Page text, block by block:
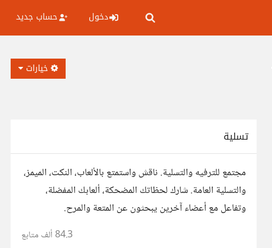
دخول حساب جديد
خيارات
تسلية
مجتمع للترفيه والتسلية. ناقش واستمتع بالألعاب، النكت، الميمز،
والتسلية العامة. شارك لحظاتك المضحكة، ألعابك المفضلة،
وتفاعل مع أعضاء آخرين يبحثون عن المتعة والمرح.
84.3 ألف متابع